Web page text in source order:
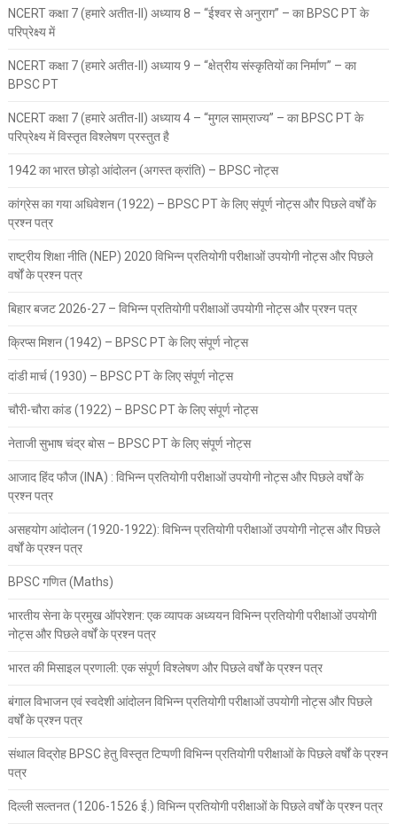
NCERT कक्षा 7 (हमारे अतीत-II) अध्याय 8 – “ईश्वर से अनुराग” – का BPSC PT के
परिप्रेक्ष्य में
NCERT कक्षा 7 (हमारे अतीत-II) अध्याय 9 – “क्षेत्रीय संस्कृतियों का निर्माण” – का
BPSC PT
NCERT कक्षा 7 (हमारे अतीत-II) अध्याय 4 – “मुगल साम्राज्य” – का BPSC PT के
परिप्रेक्ष्य में विस्तृत विश्लेषण प्रस्तुत है
1942 का भारत छोड़ो आंदोलन (अगस्त क्रांति) – BPSC नोट्स
कांग्रेस का गया अधिवेशन (1922) – BPSC PT के लिए संपूर्ण नोट्स और पिछले वर्षों के
प्रश्न पत्र
राष्ट्रीय शिक्षा नीति (NEP) 2020 विभिन्न प्रतियोगी परीक्षाओं उपयोगी नोट्स और पिछले
वर्षों के प्रश्न पत्र
बिहार बजट 2026-27 – विभिन्न प्रतियोगी परीक्षाओं उपयोगी नोट्स और प्रश्न पत्र
क्रिप्स मिशन (1942) – BPSC PT के लिए संपूर्ण नोट्स
दांडी मार्च (1930) – BPSC PT के लिए संपूर्ण नोट्स
चौरी-चौरा कांड (1922) – BPSC PT के लिए संपूर्ण नोट्स
नेताजी सुभाष चंद्र बोस – BPSC PT के लिए संपूर्ण नोट्स
आजाद हिंद फौज (INA) : विभिन्न प्रतियोगी परीक्षाओं उपयोगी नोट्स और पिछले वर्षों के
प्रश्न पत्र
असहयोग आंदोलन (1920-1922): विभिन्न प्रतियोगी परीक्षाओं उपयोगी नोट्स और पिछले
वर्षों के प्रश्न पत्र
BPSC गणित (Maths)
भारतीय सेना के प्रमुख ऑपरेशन: एक व्यापक अध्ययन विभिन्न प्रतियोगी परीक्षाओं उपयोगी
नोट्स और पिछले वर्षों के प्रश्न पत्र
भारत की मिसाइल प्रणाली: एक संपूर्ण विश्लेषण और पिछले वर्षों के प्रश्न पत्र
बंगाल विभाजन एवं स्वदेशी आंदोलन विभिन्न प्रतियोगी परीक्षाओं उपयोगी नोट्स और पिछले
वर्षों के प्रश्न पत्र
संथाल विद्रोह BPSC हेतु विस्तृत टिप्पणी विभिन्न प्रतियोगी परीक्षाओं के पिछले वर्षों के प्रश्न
पत्र
दिल्ली सल्तनत (1206-1526 ई.) विभिन्न प्रतियोगी परीक्षाओं के पिछले वर्षों के प्रश्न पत्र